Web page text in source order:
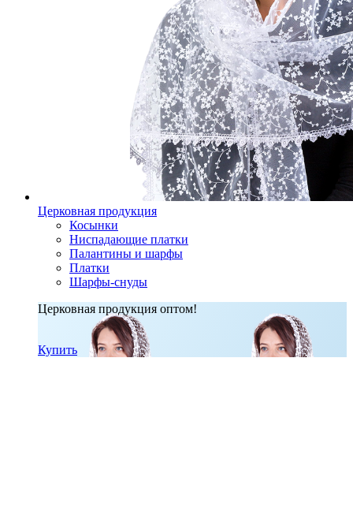
Церковная продукция
Косынки
Ниспадающие платки
Палантины и шарфы
Платки
Шарфы-снуды
Церковная продукция оптом!
Купить